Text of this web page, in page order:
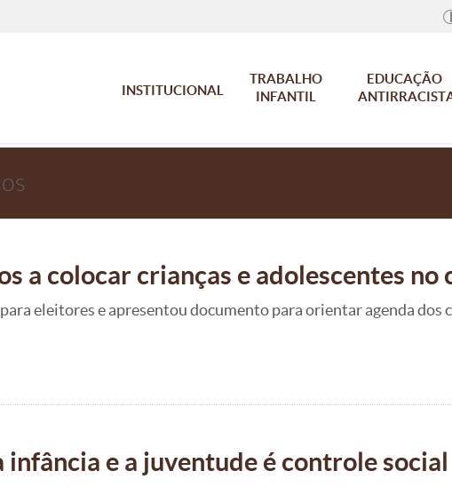
INSTITUCIONAL
TRABALHO
INFANTIL
EDUCAÇÃO
a colocar crianças e adolescentes
eleitores e apresentou documento para orientar agenda dos
infância e a juventude é controle